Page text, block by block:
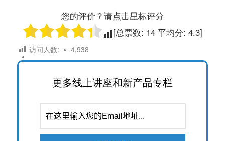
您的评价？请点击星标评分
[总票数: 14 平均分: 4.3]
访问人数: 4,938
更多线上讲座和新产品专栏